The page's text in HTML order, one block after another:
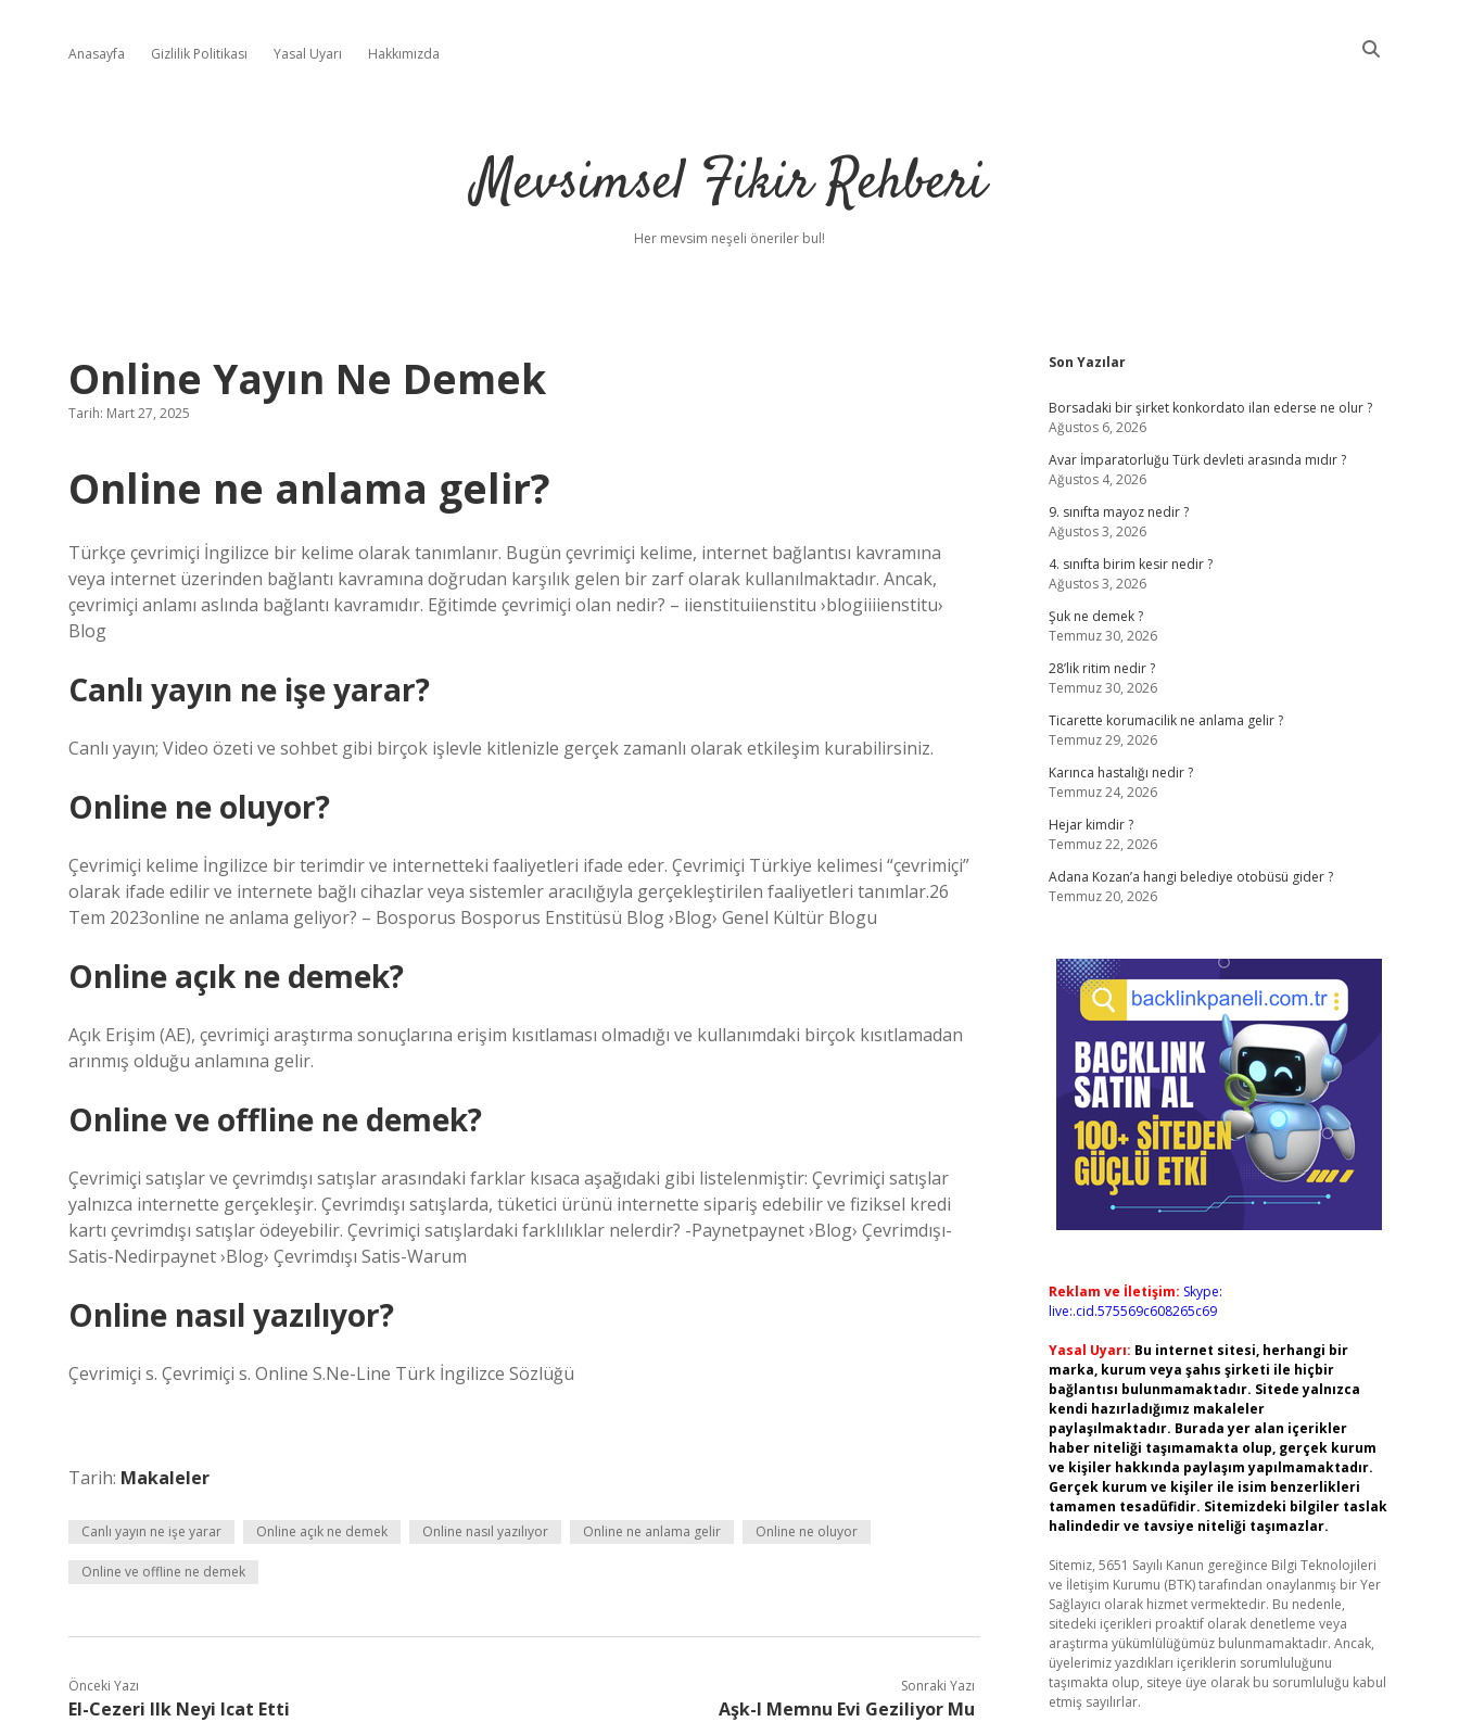
Anasayfa Gizlilik Politikası Yasal Uyarı Hakkımızda
Mevsimsel Fikir Rehberi
Her mevsim neşeli öneriler bul!
Online Yayın Ne Demek
Tarih: Mart 27, 2025
Online ne anlama gelir?
Türkçe çevrimiçi İngilizce bir kelime olarak tanımlanır. Bugün çevrimiçi kelime, internet bağlantısı kavramına
veya internet üzerinden bağlantı kavramına doğrudan karşılık gelen bir zarf olarak kullanılmaktadır. Ancak,
çevrimiçi anlamı aslında bağlantı kavramıdır. Eğitimde çevrimiçi olan nedir? – iienstituiienstitu ›blogiiiienstitu›
Blog
Canlı yayın ne işe yarar?
Canlı yayın; Video özeti ve sohbet gibi birçok işlevle kitlenizle gerçek zamanlı olarak etkileşim kurabilirsiniz.
Online ne oluyor?
Çevrimiçi kelime İngilizce bir terimdir ve internetteki faaliyetleri ifade eder. Çevrimiçi Türkiye kelimesi “çevrimiçi”
olarak ifade edilir ve internete bağlı cihazlar veya sistemler aracılığıyla gerçekleştirilen faaliyetleri tanımlar.26
Tem 2023online ne anlama geliyor? – Bosporus Bosporus Enstitüsü Blog ›Blog› Genel Kültür Blogu
Online açık ne demek?
Açık Erişim (AE), çevrimiçi araştırma sonuçlarına erişim kısıtlaması olmadığı ve kullanımdaki birçok kısıtlamadan
arınmış olduğu anlamına gelir.
Online ve offline ne demek?
Çevrimiçi satışlar ve çevrimdışı satışlar arasındaki farklar kısaca aşağıdaki gibi listelenmiştir: Çevrimiçi satışlar
yalnızca internette gerçekleşir. Çevrimdışı satışlarda, tüketici ürünü internette sipariş edebilir ve fiziksel kredi
kartı çevrimdışı satışlar ödeyebilir. Çevrimiçi satışlardaki farklılıklar nelerdir? -Paynetpaynet ›Blog› Çevrimdışı-
Satis-Nedirpaynet ›Blog› Çevrimdışı Satis-Warum
Online nasıl yazılıyor?
Çevrimiçi s. Çevrimiçi s. Online S.Ne-Line Türk İngilizce Sözlüğü
Tarih: Makaleler
Canlı yayın ne işe yarar Online açık ne demek Online nasıl yazılıyor Online ne anlama gelir Online ne oluyor
Online ve offline ne demek
Önceki Yazı
El-Cezeri Ilk Neyi Icat Etti
Sonraki Yazı
Aşk-I Memnu Evi Geziliyor Mu
Sidebar
Son Yazılar
Borsadaki bir şirket konkordato ilan ederse ne olur ?
Ağustos 6, 2026
Avar İmparatorluğu Türk devleti arasında mıdır ?
Ağustos 4, 2026
9. sınıfta mayoz nedir ?
Ağustos 3, 2026
4. sınıfta birim kesir nedir ?
Ağustos 3, 2026
Şuk ne demek ?
Temmuz 30, 2026
28’lik ritim nedir ?
Temmuz 30, 2026
Ticarette korumacilik ne anlama gelir ?
Temmuz 29, 2026
Karınca hastalığı nedir ?
Temmuz 24, 2026
Hejar kimdir ?
Temmuz 22, 2026
Adana Kozan’a hangi belediye otobüsü gider ?
Temmuz 20, 2026
Reklam ve İletişim: Skype:
live:.cid.575569c608265c69
Yasal Uyarı: Bu internet sitesi, herhangi bir
marka, kurum veya şahıs şirketi ile hiçbir
bağlantısı bulunmamaktadır. Sitede yalnızca
kendi hazırladığımız makaleler
paylaşılmaktadır. Burada yer alan içerikler
haber niteliği taşımamakta olup, gerçek kurum
ve kişiler hakkında paylaşım yapılmamaktadır.
Gerçek kurum ve kişiler ile isim benzerlikleri
tamamen tesadüfidir. Sitemizdeki bilgiler taslak
halindedir ve tavsiye niteliği taşımazlar.
Sitemiz, 5651 Sayılı Kanun gereğince Bilgi Teknolojileri
ve İletişim Kurumu (BTK) tarafından onaylanmış bir Yer
Sağlayıcı olarak hizmet vermektedir. Bu nedenle,
sitedeki içerikleri proaktif olarak denetleme veya
araştırma yükümlülüğümüz bulunmamaktadır. Ancak,
üyelerimiz yazdıkları içeriklerin sorumluluğunu
taşımakta olup, siteye üye olarak bu sorumluluğu kabul
etmiş sayılırlar.